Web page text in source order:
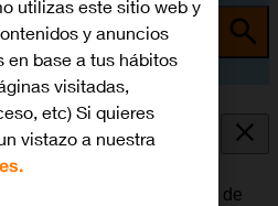
para que busque una red de
utilizas este sitio web y
y anuncios
en base a tus hábitos
visitadas,
etc) Si quieres
vistazo a nuestra